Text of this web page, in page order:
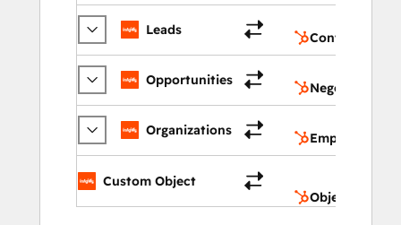
Leads
Contactos
Opportunities
Negocios
Organizations
Empresas
Custom Object
Objetos